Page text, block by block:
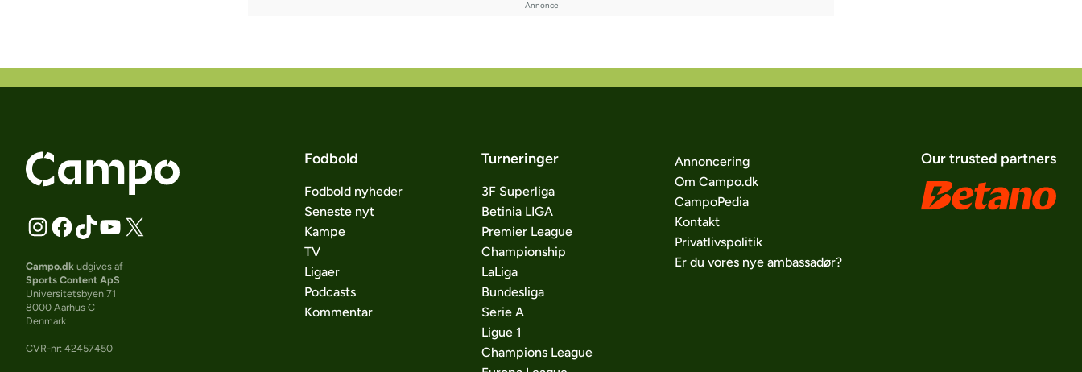
Campo.dk udgives af
Sports Content ApS
Universitetsbyen 71
8000 Aarhus C
Denmark
CVR-nr: 42457450
Fodbold
Fodbold nyheder
Seneste nyt
Kampe
TV
Ligaer
Podcasts
Kommentar
Turneringer
3F Superliga
Betinia LIGA
Premier League
Championship
LaLiga
Bundesliga
Serie A
Ligue 1
Champions League
Annoncering
Om Campo.dk
CampoPedia
Kontakt
Privatlivspolitik
Er du vores nye ambassadør?
Our trusted partners